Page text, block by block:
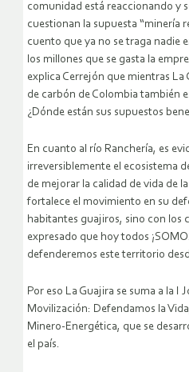
comunidad está reaccionando y
cuestionan la supuesta “minería
cuento que ya no se traga nadie
los millones que se gasta la
explica Cerrejón que mientras La
de carbón de Colombia también
¿Dónde están sus supuestos
En cuanto al río Ranchería, es
irreversiblemente el ecosistema
de mejorar la calidad de vida de
fortalece el movimiento en su
habitantes guajiros, sino con los
expresado que hoy todos
defenderemos este territorio
Por eso La Guajira se suma a la I
Movilización: Defendamos la
Minero-Energética, que se
el país.